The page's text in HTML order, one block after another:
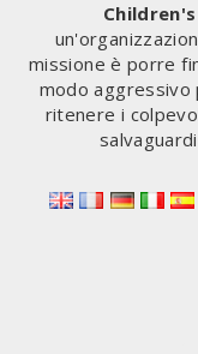
missione è porre
modo aggressivo
ritenere i